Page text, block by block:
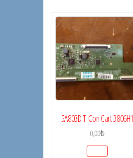
5A803D T-Con Cart 3806H1
0,00₺